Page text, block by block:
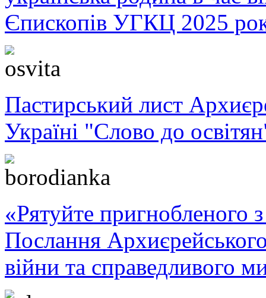
Єпископів УГКЦ 2025
Пастирський лист
Україні "Слово до
«Рятуйте пригнобленого
Послання
війни та справедливого